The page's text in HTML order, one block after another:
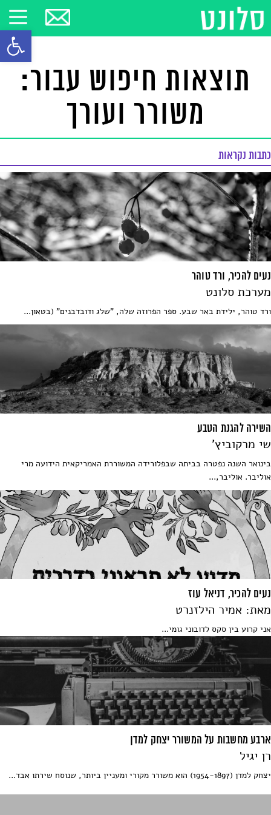
פתח
תוצאות חיפוש עבור:
משורר ועורך
כתבות נקראות
נעים להכיר, ורד טוהר
מערכת סלונט
ורד טוהר, ילידת באר שבע. ספר הפרוזה שלה, "שלג ודובדבנים" (בטאון...
השירה להגנת הטבע
שי מרקוביץ'
בינואר השנה נפטרה בביתה שבפלורידה המשוררת האמריקאית הידועה מרי
אוליבר. אוליבר,...
נעים להכיר, דניאל עוז
מאת: אמיר הילזנרט
אני קרוע בין סקס לדובוני גומי...
ארבע מחשבות על המשורר יצחק למדן
רן יגיל
יצחק למדן (1954-1897) הוא משורר מקורי ומעניין ביותר, שנוסח שירתו אבד...